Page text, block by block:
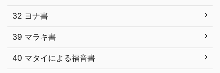
32 ヨナ書
39 マラキ書
40 マタイによる福音書